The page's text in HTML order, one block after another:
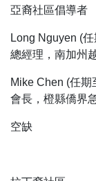
亞裔社區倡導者
Long Nguyen (
總經理，南加州
Mike Chen (任
會長，橙縣僑界
空缺